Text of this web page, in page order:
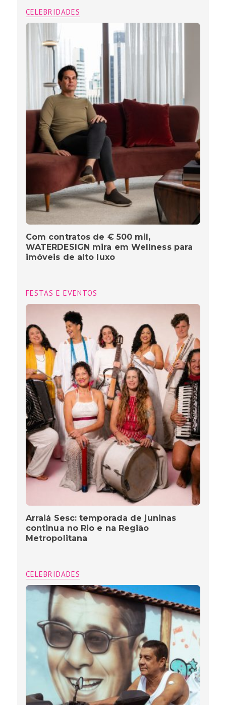
CELEBRIDADES
Com contratos de € 500 mil,
WATERDESIGN mira em Wellness para
imóveis de alto luxo
FESTAS E EVENTOS
Arraiá Sesc: temporada de juninas
continua no Rio e na Região
Metropolitana
CELEBRIDADES